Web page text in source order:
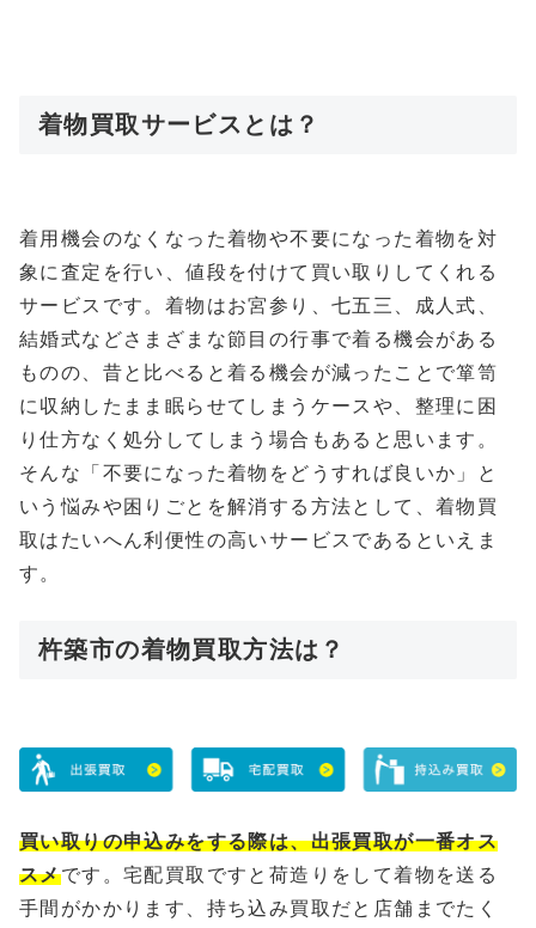
着物買取サービスとは？
着用機会のなくなった着物や不要になった着物を対
象に査定を行い、値段を付けて買い取りしてくれる
サービスです。着物はお宮参り、七五三、成人式、
結婚式などさまざまな節目の行事で着る機会がある
ものの、昔と比べると着る機会が減ったことで箪笥
に収納したまま眠らせてしまうケースや、整理に困
り仕方なく処分してしまう場合もあると思います。
そんな「不要になった着物をどうすれば良いか」と
いう悩みや困りごとを解消する方法として、着物買
取はたいへん利便性の高いサービスであるといえま
す。
杵築市の着物買取方法は？
買い取りの申込みをする際は、出張買取が一番オス
スメです。宅配買取ですと荷造りをして着物を送る
手間がかかります、持ち込み買取だと店舗までたく